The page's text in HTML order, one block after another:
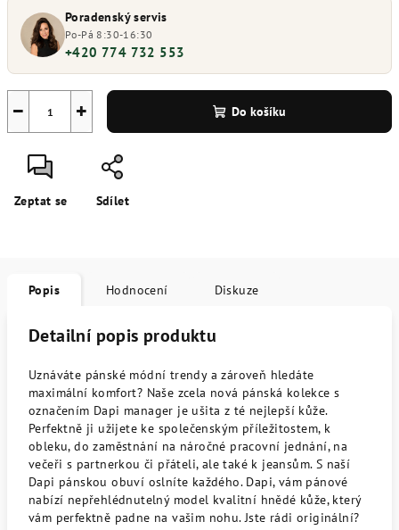
Poradenský servis
Po-Pá 8:30-16:30
+420 774 732 553
+
− Do košíku
Zeptat se Sdílet
Popis Hodnocení Diskuze
Detailní popis produktu
Uznáváte pánské módní trendy a zároveň hledáte
maximální komfort? Naše zcela nová pánská kolekce s
označením Dapi manager je ušita z té nejlepší kůže.
Perfektně ji užijete ke společenským příležitostem, k
obleku, do zaměstnání na náročné pracovní jednání, na
večeři s partnerkou či přáteli, ale také k jeansům. S naší
Dapi pánskou obuví oslníte každého. Dapi, vám pánové
nabízí nepřehlédnutelný model kvalitní hnědé kůže, který
vám perfektně padne na vašim nohu. Jste rádi originální?